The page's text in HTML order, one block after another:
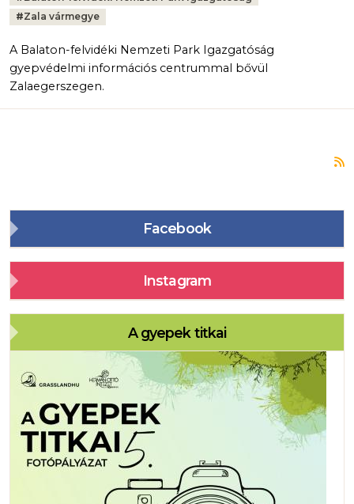
#Zala vármegye
A Balaton-felvidéki Nemzeti Park Igazgatóság
gyepvédelmi információs centrummal bővül
Zalaegerszegen.
Facebook
Instagram
A gyepek titkai